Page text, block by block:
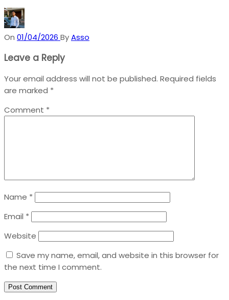
On 01/04/2026 ByAsso
Leave a Reply
Your email address will not be published. Required fields
are marked *
Comment *
Name *
Email *
Website
Save my name, email, and website in this browser for
the next time I comment.